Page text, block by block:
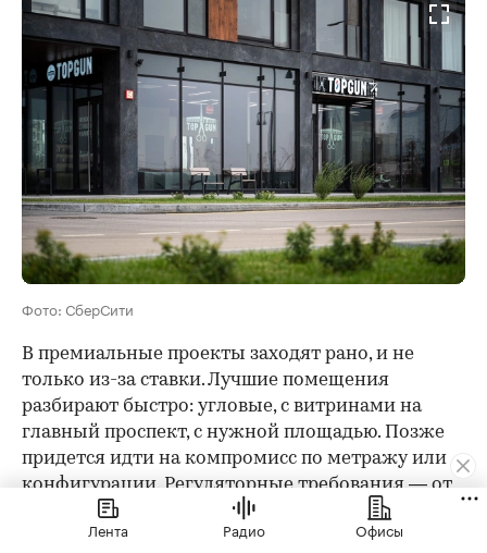
Фото: СберСити
В премиальные проекты заходят рано, и не
только из-за ставки. Лучшие помещения
разбирают быстро: угловые, с витринами на
главный проспект, с нужной площадью. Позже
придется идти на компромисс по метражу или
конфигурации. Регуляторные требования — от
санитарных норм до лицензирования — проще
выполнить, когда помещение изначально
Лента Радио Офисы